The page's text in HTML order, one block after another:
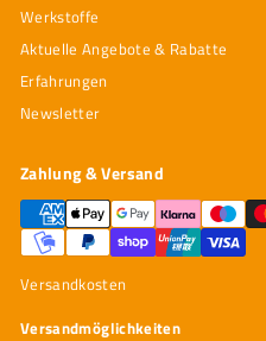
Werkstoffe
Aktuelle Angebote & Rabatte
Erfahrungen
Newsletter
Zahlung & Versand
Versandkosten
Versandmöglichkeiten